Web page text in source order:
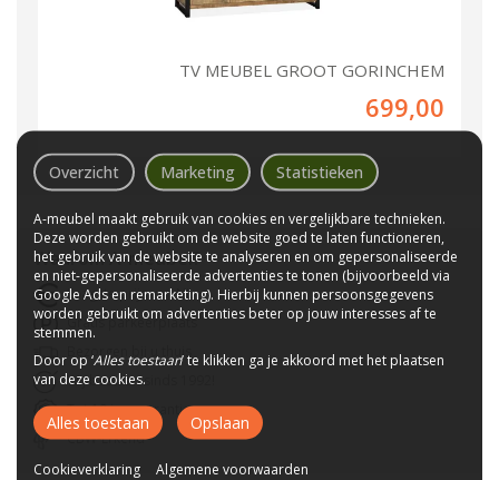
TV MEUBEL GROOT GORINCHEM
699,00
WaaromA-meubel?
Laagste prijs van NL
Gratis parkeerplaats
Bezorgen bij u thuis
Wij bestaan sinds 1992!
Tot 10 jaar garantie
CBW-Erkend
Overzicht Marketing Statistieken
A-meubel maakt gebruik van cookies en vergelijkbare technieken.
Deze worden gebruikt om de website goed te laten functioneren,
het gebruik van de website te analyseren en om gepersonaliseerde
en niet-gepersonaliseerde advertenties te tonen (bijvoorbeeld via
Google Ads en remarketing). Hierbij kunnen persoonsgegevens
worden gebruikt om advertenties beter op jouw interesses af te
stemmen.
Door op ‘Alles toestaan’ te klikken ga je akkoord met het plaatsen
van deze cookies.
Alles toestaan Opslaan
Cookieverklaring Algemene voorwaarden